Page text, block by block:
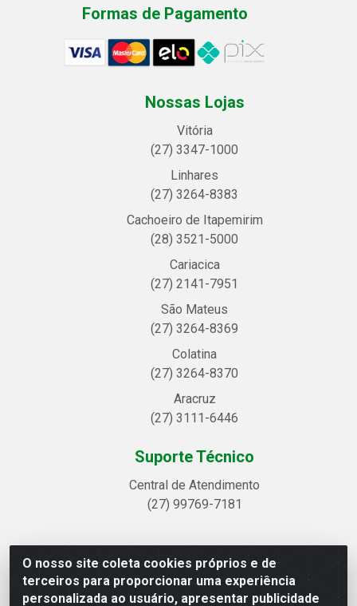
O nosso site coleta cookies próprios e de
terceiros para proporcionar uma experiência
personalizada ao usuário, apresentar publicidade
Formas de Pagamento
Nossas Lojas
Vitória
(27) 3347-1000
Linhares
(27) 3264-8383
Cachoeiro de Itapemirim
(28) 3521-5000
Cariacica
(27) 2141-7951
São Mateus
(27) 3264-8369
Colatina
(27) 3264-8370
Aracruz
(27) 3111-6446
Suporte Técnico
Central de Atendimento
(27) 99769-7181
Linhavix Distribuidora LTDA - Avenida Alegre, 2521 -
Quadra314 Lote 05 e 07 - Shell, Linhares/ES - CEP